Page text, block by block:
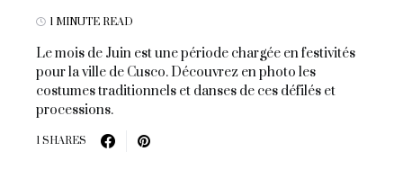
1 MINUTE READ
Le mois de Juin est une période chargée en festivités
pour la ville de Cusco. Découvrez en photo les
costumes traditionnels et danses de ces défilés et
processions.
1 SHARES